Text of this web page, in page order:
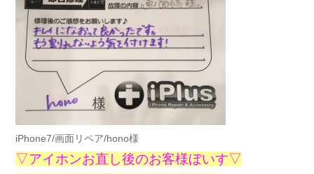
iPhone7/画面リペア/hono様
▽アイホンお直し後のお客様ぼいす▽